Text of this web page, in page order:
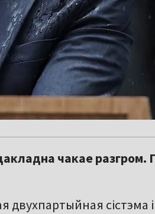
чакае разгром.
двухпартыйная сістэма і